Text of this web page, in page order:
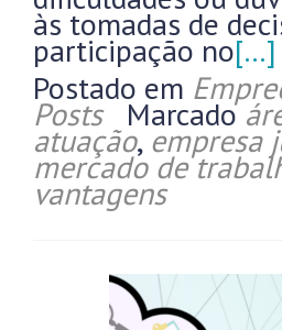
às tomadas de
participação no[…]
Postado em
Posts Marcado
atuação, empresa
mercado de
vantagens